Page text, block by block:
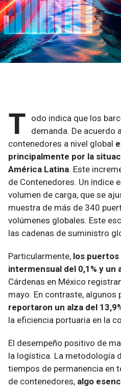
T odo indica que los
demanda. De acuerdo
contenedores a nivel global
principalmente por la
América Latina. Este
de Contenedores. Un índice
volumen de carga, que se
muestra de más de 340
volúmenes globales. Este
las cadenas de suministro
Particularmente, los
intermensual del 0,1% y un
Cárdenas en México
mayo. En contraste,
reportaron un alza del
la eficiencia portuaria en la
El desempeño positivo de
la logística. La metodología
tiempos de permanencia en
de contenedores, algo